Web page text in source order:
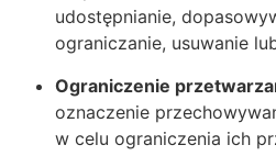
udostępnianie,
ograniczanie, usuwanie
Ograniczenie
oznaczenie
w celu ograniczenia ich